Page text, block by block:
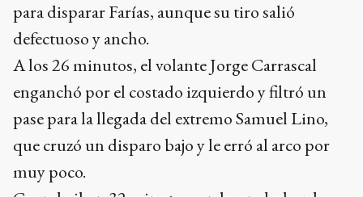
para disparar Farías, aunque su tiro salió
defectuoso y ancho.
A los 26 minutos, el volante Jorge Carrascal
enganchó por el costado izquierdo y filtró un
pase para la llegada del extremo Samuel Lino,
que cruzó un disparo bajo y le erró al arco por
muy poco.